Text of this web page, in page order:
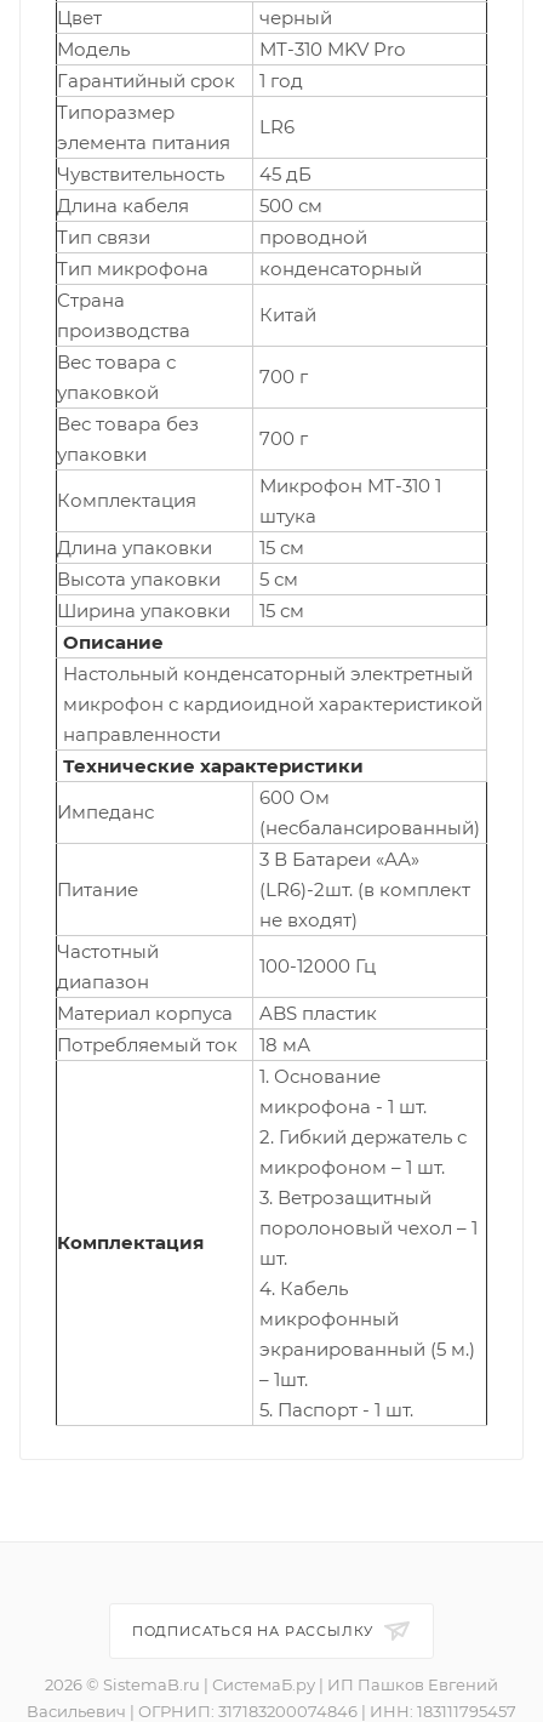
Цвет
черный
Модель
МТ-310 MKV Pro
Гарантийный срок
1 год
Типоразмер
элемента питания
LR6
Чувствительность
45 дБ
Длина кабеля
500 см
Тип связи
проводной
Тип микрофона
конденсаторный
Страна
производства
Китай
Вес товара с
упаковкой
700 г
Вес товара без
упаковки
700 г
Комплектация
Микрофон MT-310 1
штука
Длина упаковки
15 см
Высота упаковки
5 см
Ширина упаковки
15 см
Описание
Настольный конденсаторный электретный
микрофон с кардиоидной характеристикой
направленности
Технические характеристики
Импеданс
600 Ом
(несбалансированный)
Питание
3 В Батареи «АА»
(LR6)-2шт. (в комплект
не входят)
Частотный
диапазон
100-12000 Гц
Материал корпуса
ABS пластик
Потребляемый ток
18 мА
Комплектация
1. Основание
микрофона - 1 шт.
2. Гибкий держатель с
микрофоном – 1 шт.
3. Ветрозащитный
поролоновый чехол – 1
шт.
4. Кабель
микрофонный
экранированный (5 м.)
– 1шт.
5. Паспорт - 1 шт.
ПОДПИСАТЬСЯ НА РАССЫЛКУ
2026 © SistemaB.ru | СистемаБ.ру | ИП Пашков Евгений
Васильевич | ОГРНИП: 317183200074846 | ИНН: 183111795457